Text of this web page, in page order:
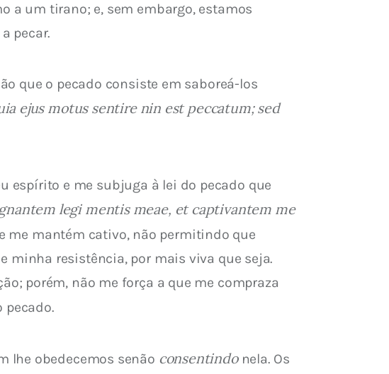
a um tirano; e, sem embargo, estamos
pecar.
que o pecado consiste em saboreá-los
ejus motus sentire nin est peccatum; sed
espírito e me subjuga à lei do pecado que
legi mentis meae, et captivantem me
me mantém cativo, não permitindo que
minha resistência, por mais viva que seja.
porém, não me força a que me compraza
pecado.
lhe obedecemos senão consentindo nela. Os